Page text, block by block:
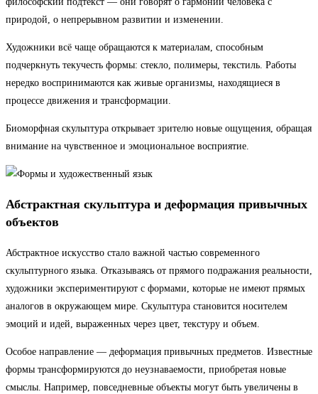
природой, о непрерывном развитии и изменении.
Художники всё чаще обращаются к материалам, способным
подчеркнуть текучесть формы: стекло, полимеры, текстиль. Работы
нередко воспринимаются как живые организмы, находящиеся в
процессе движения и трансформации.
Биоморфная скульптура открывает зрителю новые ощущения, обращая
внимание на чувственное и эмоциональное восприятие.
Абстрактная скульптура и деформация привычных
объектов
Абстрактное искусство стало важной частью современного
скульптурного языка. Отказываясь от прямого подражания реальности,
художники экспериментируют с формами, которые не имеют прямых
аналогов в окружающем мире. Скульптура становится носителем
эмоций и идей, выраженных через цвет, текстуру и объем.
Особое направление — деформация привычных предметов. Известные
формы трансформируются до неузнаваемости, приобретая новые
смыслы. Например, повседневные объекты могут быть увеличены в